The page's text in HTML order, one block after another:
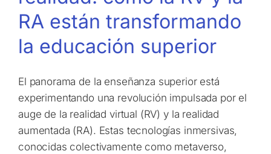
RA están transformando
la educación superior
El panorama de la enseñanza superior está
experimentando una revolución impulsada por el
auge de la realidad virtual (RV) y la realidad
aumentada (RA). Estas tecnologías inmersivas,
conocidas colectivamente como metaverso,